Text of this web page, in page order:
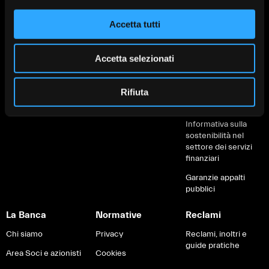
Accetta tutti
Accetta selezionati
Rifiuta
Protezione
Soluzioni green
Protezione
Finanziamenti
Servizi digitali
pagamento
La Banca
Chi siamo
Area Soci e azionisti
Normative
Privacy
Cookies
Reclami
Reclami, inoltri e
guide pratiche
Informative al
cliente
Brexit
Informativa sulla
sostenibilità nel
settore dei servizi
finanziari
Garanzie appalti
pubblici